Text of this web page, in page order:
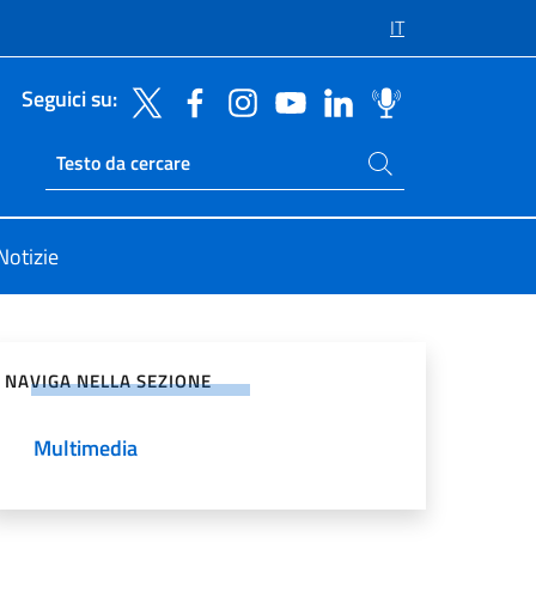
IT
Seguici su:
Ricerca sito live
Cerca nel sito
NAVIGA NELLA SEZIONE
Multimedia